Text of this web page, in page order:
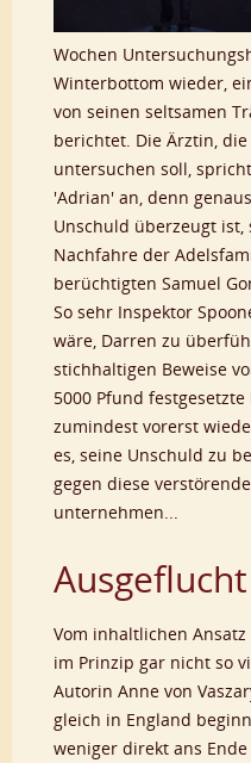
Wochen
Winterbottom wieder,
von seinen seltsamen
berichtet. Die Ärztin,
untersuchen soll,
'Adrian' an, denn
Unschuld überzeugt ist,
Nachfahre der
berüchtigten Samuel
So sehr Inspektor
wäre, Darren zu
stichhaltigen Beweise
5000 Pfund
zumindest vorerst
es, seine Unschuld zu
gegen diese
unternehmen...
Ausgeflucht
Vom inhaltlichen
im Prinzip gar nicht so
Autorin Anne von
gleich in England
weniger direkt ans